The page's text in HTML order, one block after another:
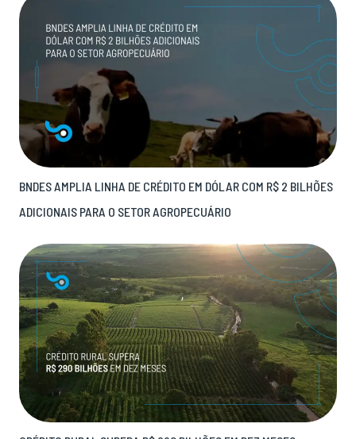
BNDES AMPLIA LINHA DE CRÉDITO EM DÓLAR COM R$ 2 BILHÕES
ADICIONAIS PARA O SETOR AGROPECUÁRIO